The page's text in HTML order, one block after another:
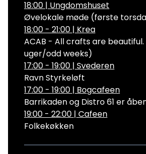
18:00 | Ungdomshuset
Øvelokale møde (første
18:00 - 21:00 | Krea
ACAB - All crafts are beautiful.
uger/odd weeks)
17:00 - 19:00 | Svederen
Ravn Styrkeløft
17:00 - 19:00 | Bogcafeen
Barrikaden og Distro 61 er
19:00 - 22:00 | Cafeen
Folkekøkken